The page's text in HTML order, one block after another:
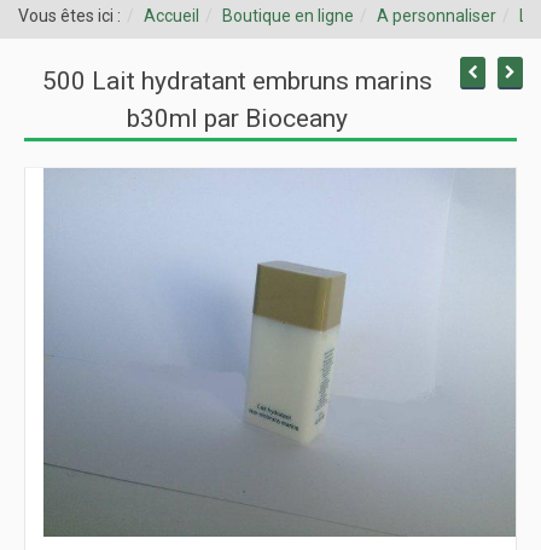
Vous êtes ici : Accueil Boutique en ligne A personnaliser
500 Lait hydratant embruns marins
b30ml par Bioceany